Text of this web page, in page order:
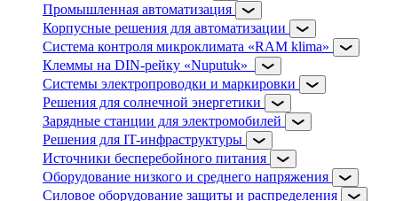
Промышленная автоматизация
Корпусные решения для автоматизации
Система контроля микроклимата «RAM klima»
Клеммы на DIN-рейку «Nuputuk»
Системы электропроводки и маркировки
Решения для солнечной энергетики
Зарядные станции для электромобилей
Решения для IT-инфраструктуры
Источники бесперебойного питания
Оборудование низкого и среднего напряжения
Силовое оборудование защиты и распределения